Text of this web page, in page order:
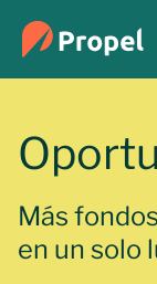
Más
en un solo